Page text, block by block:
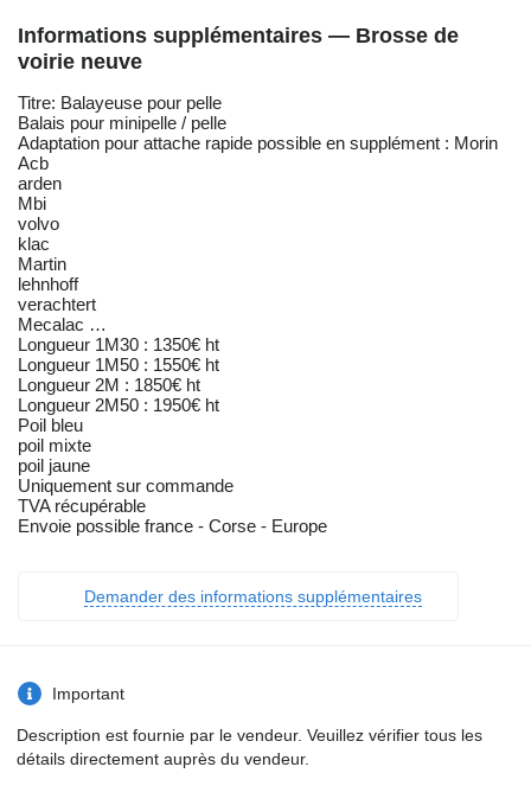
Informations supplémentaires — Brosse de
voirie neuve
Titre: Balayeuse pour pelle
Balais pour minipelle / pelle
Adaptation pour attache rapide possible en supplément : Morin
Acb
arden
Mbi
volvo
klac
Martin
lehnhoff
verachtert
Mecalac …
Longueur 1M30 : 1350€ ht
Longueur 1M50 : 1550€ ht
Longueur 2M : 1850€ ht
Longueur 2M50 : 1950€ ht
Poil bleu
poil mixte
poil jaune
Uniquement sur commande
TVA récupérable
Envoie possible france - Corse - Europe
Demander des informations supplémentaires
Important
Description est fournie par le vendeur. Veuillez vérifier tous les
détails directement auprès du vendeur.